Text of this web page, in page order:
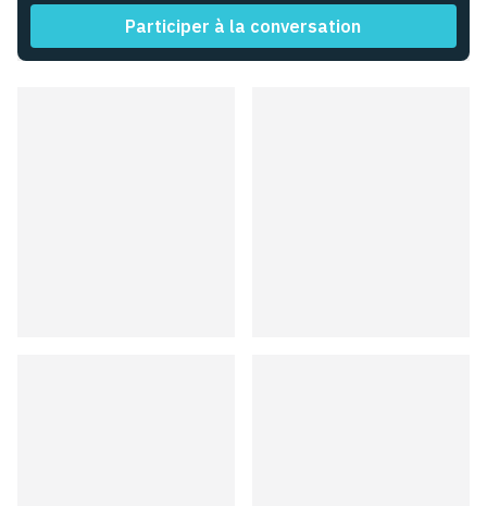
Participer à la conversation